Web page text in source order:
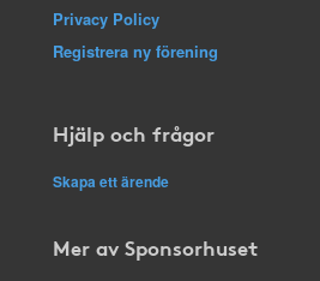
Privacy Policy
Registrera ny förening
Hjälp och frågor
Skapa ett ärende
Mer av Sponsorhuset